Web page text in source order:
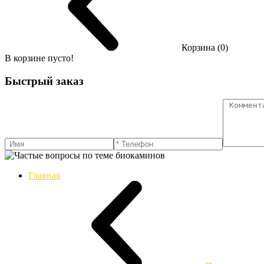
Корзина (0)
В корзине пусто!
Быстрый заказ
Главная